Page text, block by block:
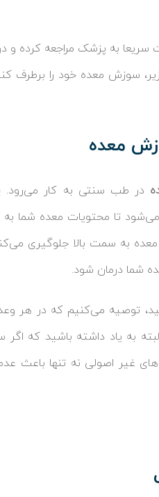
به پزشک مراجعه کرده و
سوزش معده خود را برطرف
معده
در طب سنتی به کار می‌رود.
تا محتویات معده شما
به سمت بالا جلوگیری
شما درمان شود.
توصیه می‌کنیم که در هر
به یاد داشته باشید که
غیر اصولی نه تنها باعث